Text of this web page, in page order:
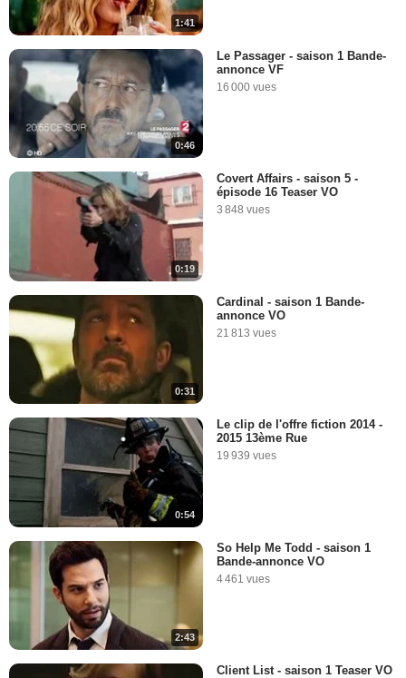
1:41
0:46
Le Passager - saison 1 Bande-
annonce VF
16 000 vues
0:19
Covert Affairs - saison 5 -
épisode 16 Teaser VO
3 848 vues
0:31
Cardinal - saison 1 Bande-
annonce VO
21 813 vues
0:54
Le clip de l'offre fiction 2014 -
2015 13ème Rue
19 939 vues
2:43
So Help Me Todd - saison 1
Bande-annonce VO
4 461 vues
Client List - saison 1 Teaser VO